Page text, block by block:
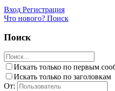
Вход Регистрация
Что нового? Поиск
Поиск
Искать только по первым
Искать только по заголовкам
От: